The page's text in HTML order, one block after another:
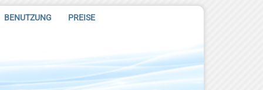
BENUTZUNG PREISE